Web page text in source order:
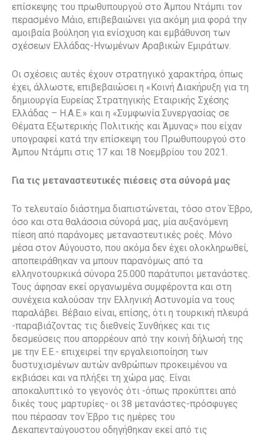
επίσκεψης του πρωθυπουργού στο Άμπου Ντάμπι τον
περασμένο Μάιο, επιβεβαιώνει για ακόμη μια φορά την
αμοιβαία βούληση για ενίσχυση και εμβάθυνση των
σχέσεων Ελλάδας-Ηνωμένων Αραβικών Εμιράτων.
Οι σχέσεις αυτές έχουν στρατηγικό χαρακτήρα, όπως
έχει, άλλωστε, επιβεβαιώσει η «Κοινή Διακήρυξη για τη
δημιουργία Ευρείας Στρατηγικής Εταιρικής Σχέσης
Ελλάδας – Η.Α.Ε.» και η «Συμφωνία Συνεργασίας σε
Θέματα Εξωτερικής Πολιτικής και Άμυνας» που είχαν
υπογραφεί κατά την επίσκεψη του Πρωθυπουργού στο
Άμπου Ντάμπι στις 17 και 18 Νοεμβρίου του 2021.
Για τις μεταναστευτικές πιέσεις στα σύνορά μας
Το τελευταίο διάστημα διαπιστώνεται, τόσο στον Έβρο,
όσο και στα θαλάσσια σύνορά μας, μία αυξανόμενη
πίεση από παράνομες μεταναστευτικές ροές. Μόνο
μέσα στον Αύγουστο, που ακόμα δεν έχει ολοκληρωθεί,
αποπειράθηκαν να μπουν παρανόμως από τα
ελληνοτουρκικά σύνορα 25.000 παράτυποι μετανάστες.
Τους άφησαν εκεί οργανωμένα συμφέροντα και στη
συνέχεια καλούσαν την Ελληνική Αστυνομία να τους
παραλάβει. Βέβαιο είναι, επίσης, ότι η τουρκική πλευρά
-παραβιάζοντας τις διεθνείς Συνθήκες και τις
δεσμεύσεις που απορρέουν από την κοινή δήλωσή της
με την Ε.Ε.- επιχειρεί την εργαλειοποίηση των
δυστυχισμένων αυτών ανθρώπων προκειμένου να
εκβιάσει και να πλήξει τη χώρα μας. Είναι
αποκαλυπτικό το γεγονός ότι -όπως προκύπτει από
δικές τους μαρτυρίες- οι 38 μετανάστες-πρόσφυγες
που πέρασαν τον Έβρο τις ημέρες του
Δεκαπενταύγουστου οδηγήθηκαν εκεί από τις